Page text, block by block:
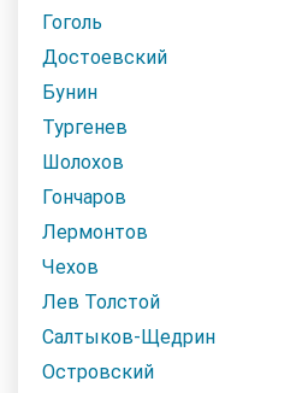
Гоголь
Достоевский
Бунин
Тургенев
Шолохов
Гончаров
Лермонтов
Чехов
Лев Толстой
Салтыков-Щедрин
Островский